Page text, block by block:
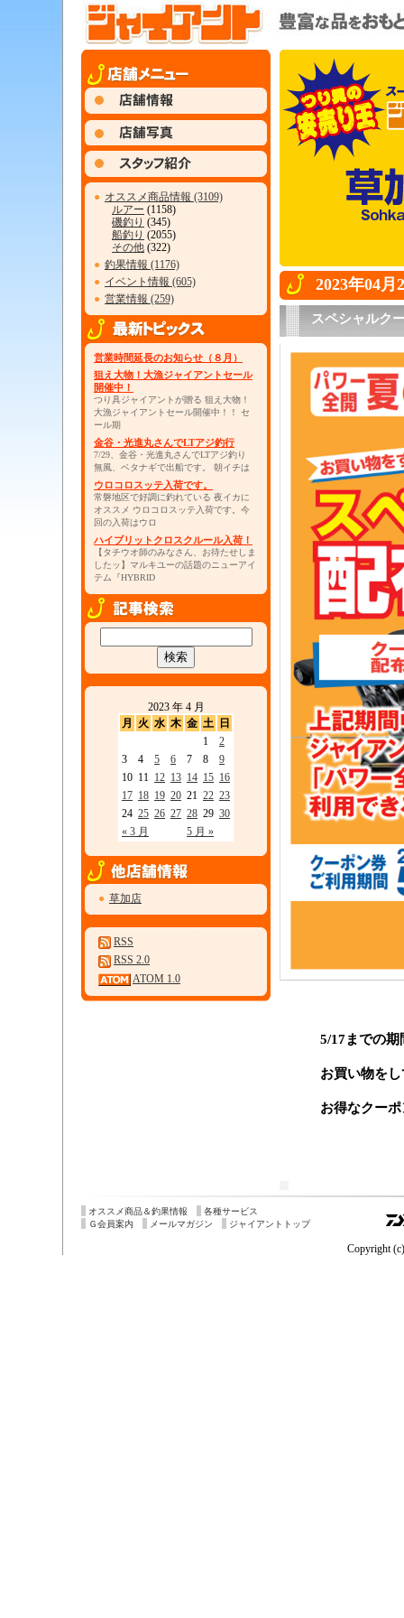
● オススメ商品情報 (3109)
ルアー (1158)
磯釣り (345)
船釣り (2055)
その他 (322)
● 釣果情報 (1176)
● イベント情報 (605)
● 営業情報 (259)
営業時間延長のお知らせ（８月）
狙え大物！大漁ジャイアントセール
開催中！
つり具ジャイアントが贈る 狙え大物！
大漁ジャイアントセール開催中！！ セ
ール期
金谷・光進丸さんでLTアジ釣行
7/29、金谷・光進丸さんでLTアジ釣り
無風、ベタナギで出船です。 朝イチは
ウロコロスッテ入荷です。
常磐地区で好調に釣れている 夜イカに
オススメ ウロコロスッテ入荷です。今
回の入荷はウロ
ハイブリットクロスクルール入荷！
【タチウオ師のみなさん、お待たせしま
したッ】マルキユーの話題のニューアイ
テム『HYBRID
2023 年 4 月
月
火 水 木 金 土 日
« 3 月 5 月 »
1
2
3
4 5 6 7 8
9
10 11 12 13 14 15 16
17 18 19 20 21 22 23
24 25 26 27 28 29 30
● 草加店
RSS
RSS 2.0
ATOM 1.0
2023年04月
スペシャルク
5/17までの
お買い物を
お得なクー
オススメ商品＆釣果情報
各種サービス
Ｇ会員案内
メールマガジン ジャイアントトップ
Copyright